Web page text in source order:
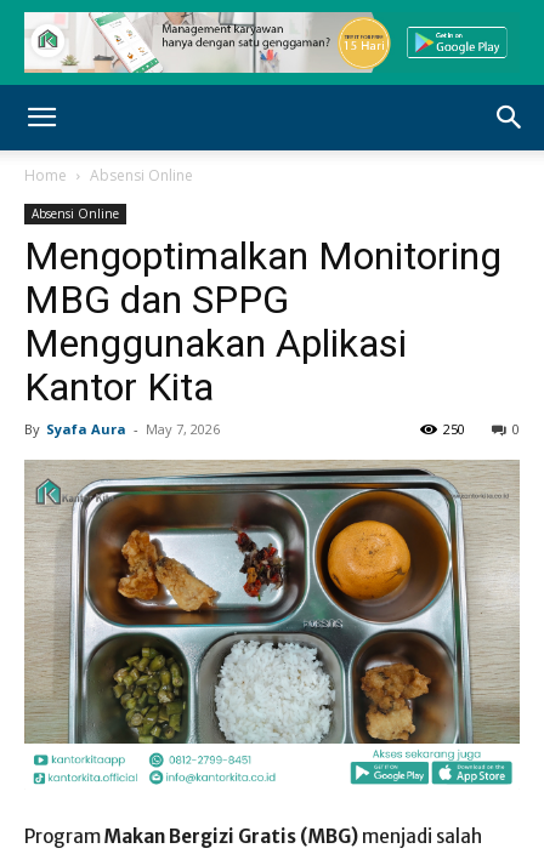
Home Absensi Online
Absensi Online
Mengoptimalkan Monitoring
MBG dan SPPG
Menggunakan Aplikasi
Kantor Kita
By Syafa Aura - May 7, 2026 0
250
ProgramMakan Bergizi Gratis (MBG) menjadi salah